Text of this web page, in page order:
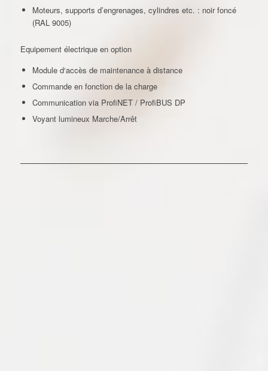
Moteurs, supports d’engrenages, cylindres etc. : noir foncé
(RAL 9005)
Equipement électrique en option
Module d‘accès de maintenance à distance
Commande en fonction de la charge
Communication via ProfiNET / ProfiBUS DP
Voyant lumineux Marche/Arrêt